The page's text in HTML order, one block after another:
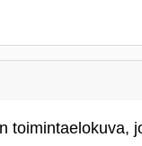
toimintaelokuva,